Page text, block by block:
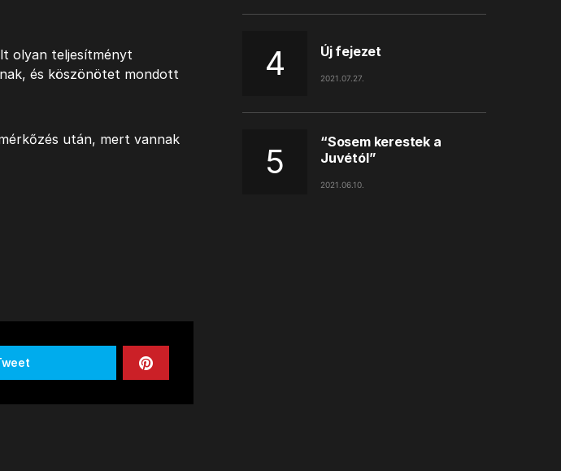
olyan teljesítményt
és köszönötet mondott
után, mert vannak
Új fejezet
2021.07.27.
“Sosem kerestek a
Juvétól”
2021.06.10.